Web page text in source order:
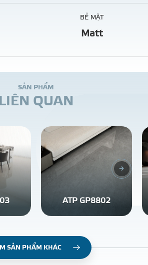
BỀ MẶT
Matt
SẢN PHẨM
LIÊN QUAN
ATP GP8802
SẢN PHẨM KHÁC